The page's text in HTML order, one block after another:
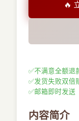
🔥
✅不满意全额退
✅发货失败双倍
✅邮箱即时发送
内容简介